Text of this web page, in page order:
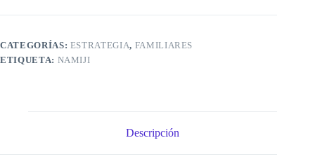
CATEGORÍAS: ESTRATEGIA, FAMILIARES
ETIQUETA: NAMIJI
Descripción